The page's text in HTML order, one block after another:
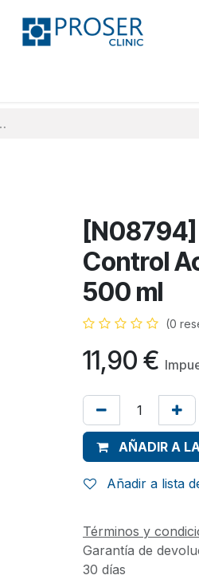
Control
500 ml
(0
11,90 €
AÑADIR A
Añadir a lista
Términos y
Garantía de
30 días